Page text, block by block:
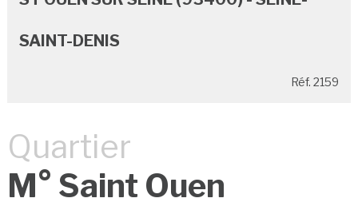
SAINT-DENIS
Réf. 2159
Quartier
M° Saint Ouen